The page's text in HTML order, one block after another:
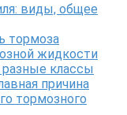
виды, общее
тормоза
жидкости
классы
причина
тормозного